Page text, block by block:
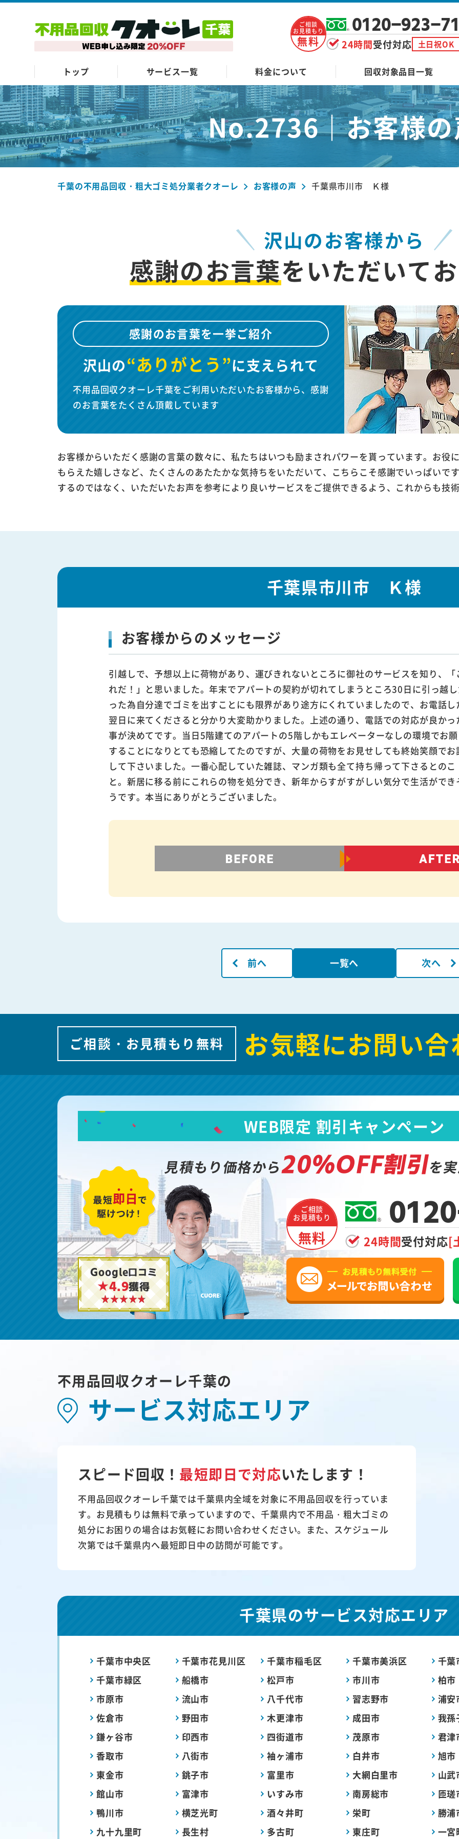
ご相談
お見積もり
無料
0120-923-
24時間受付対応 土日祝OK
トップ サービス一覧 料金について 回収対象品目一覧
No.2736｜お客様
千葉の不用品回収・粗大ゴミ処分業者クオーレ お客様の声 千葉県市川市 Ｋ様
沢山のお客様から
感謝のお言葉をいただいて
感謝のお言葉を一挙ご紹介
沢山の“ありがとう”に支えられて
不用品回収クオーレ千葉をご利用いただいたお客様から、感謝
のお言葉をたくさん頂戴しています
お客様からいただく感謝の言葉の数々に、私たちはいつも励まされパワーを貰っています。お役
もらえた嬉しさなど、たくさんのあたたかな気持ちをいただいて、こちらこそ感謝でいっぱいで
するのではなく、いただいたお声を参考により良いサービスをご提供できるよう、これからも技
千葉県市川市 Ｋ様
お客様からのメッセージ
引越しで、予想以上に荷物があり、運びきれないところに御社のサービスを知り、「
れだ！」と思いました。年末でアパートの契約が切れてしまうところ30日に引っ越
った為自分達でゴミを出すことにも限界があり途方にくれていましたので、お電話し
翌日に来てくださると分かり大変助かりました。上述の通り、電話での対応が良かっ
事が決めてです。当日5階建てのアパートの5階しかもエレベーターなしの環境でお
することになりとても恐縮してたのですが、大量の荷物をお見せしても終始笑顔でお
して下さいました。一番心配していた雑誌、マンガ類も全て持ち帰って下さるとのこ
と。新居に移る前にこれらの物を処分でき、新年からすがすがしい気分で生活ができ
うです。本当にありがとうございました。
前へ 一覧へ 次へ
ご相談・お見積もり無料 お気軽にお問い
Google口コミ
★4.9獲得
WEB限定 割引キャンペーン
見積もり価格から20%OFF割引を
ご相談
お見積もり
無料 24時間受付対応[
不用品回収クオーレ千葉の
サービス対応エリア
スピード回収！ 最短即日で対応いたします！
不用品回収クオーレ千葉では千葉県内全域を対象に不用品回収を行っていま
す。お見積もりは無料で承っていますので、千葉県内で不用品・粗大ゴミの
処分にお困りの場合はお気軽にお問い合わせください。また、スケジュール
次第では千葉県内へ最短即日中の訪問が可能です。
千葉県のサービス対応エリア
千葉市中央区 千葉市花見川区 千葉市稲毛区 千葉市美浜区
千葉
千葉市緑区
船橋市 松戸市 市川市
柏市
市原市
流山市 八千代市 習志野市
浦安
佐倉市
野田市 木更津市 成田市
我孫
鎌ヶ谷市
印西市 四街道市 茂原市
君津
香取市
八街市 袖ヶ浦市 白井市
旭市
東金市
銚子市 富里市 大網白里市
山武
館山市
富津市 いすみ市 南房総市
匝瑳
鴨川市
横芝光町 酒々井町 栄町
勝浦
九十九里町
長生村 多古町 東庄町 一宮